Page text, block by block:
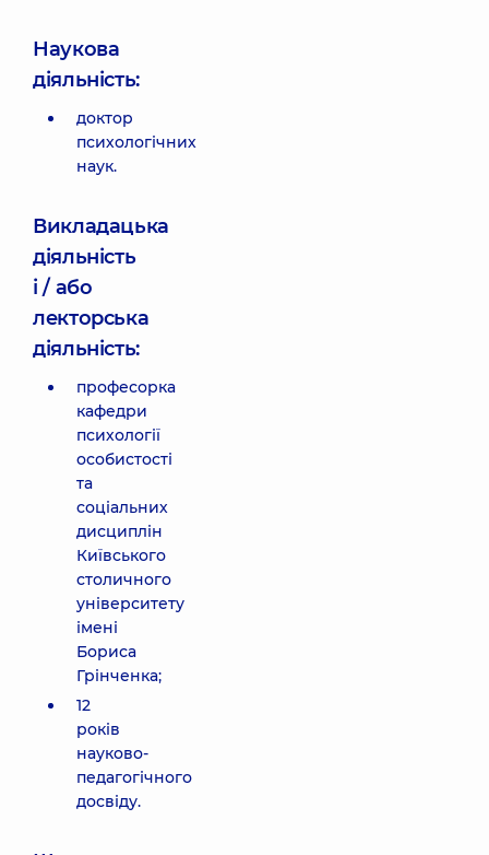
Наукова
діяльність:
доктор
психологічних
наук.
Викладацька
діяльність
і / або
лекторська
діяльність:
професорка
кафедри
психології
особистості
та
соціальних
дисциплін
Київського
столичного
університету
імені
Бориса
Грінченка;
12
років
науково-
педагогічного
досвіду.